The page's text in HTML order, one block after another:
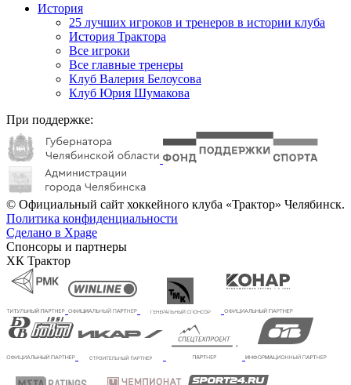
История
25 лучших игроков и тренеров в истории клуба
История Трактора
Все игроки
Все главные тренеры
Клуб Валерия Белоусова
Клуб Юрия Шумакова
При поддержке:
© Официальный сайт хоккейного клуба «Трактор» Челябинск.
Политика конфиденциальности
Сделано в Xpage
Спонсоры и партнеры
ХК Трактор